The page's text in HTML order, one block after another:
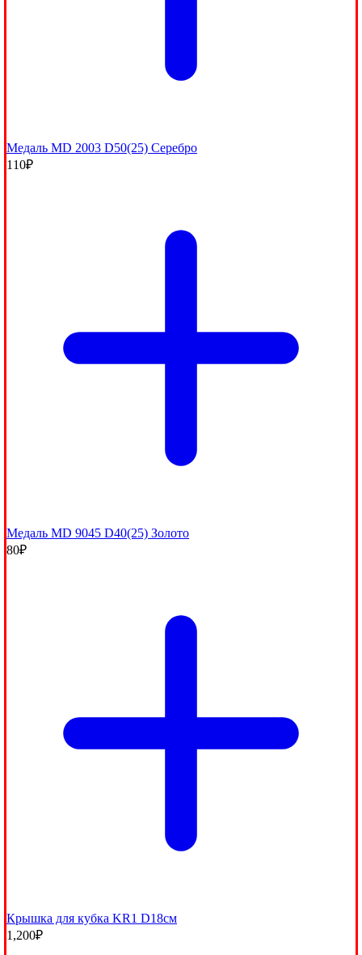
Медаль МD 2003 D50(25) Серебро
110₽
Медаль MD 9045 D40(25) Золото
80₽
Крышка для кубка KR1 D18см
1,200₽